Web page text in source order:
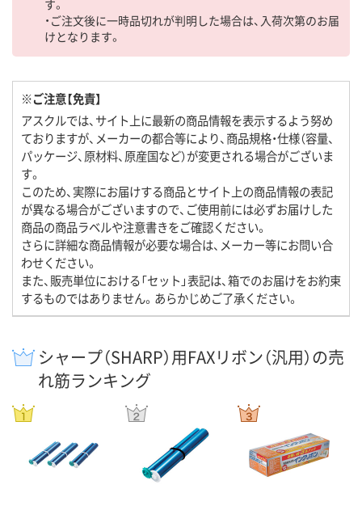
す。
・ご注文後に一時品切れが判明した場合は、入荷次第のお届
けとなります。
※ご注意【免責】
アスクルでは、サイト上に最新の商品情報を表示するよう努め
ておりますが、メーカーの都合等により、商品規格・仕様（容量、
パッケージ、原材料、原産国など）が変更される場合がございま
す。
このため、実際にお届けする商品とサイト上の商品情報の表記
が異なる場合がございますので、ご使用前には必ずお届けした
商品の商品ラベルや注意書きをご確認ください。
さらに詳細な商品情報が必要な場合は、メーカー等にお問い合
わせください。
また、販売単位における「セット」表記は、箱でのお届けをお約束
するものではありません。あらかじめご了承ください。
シャープ（SHARP）用FAXリボン（汎用）の売
れ筋ランキング